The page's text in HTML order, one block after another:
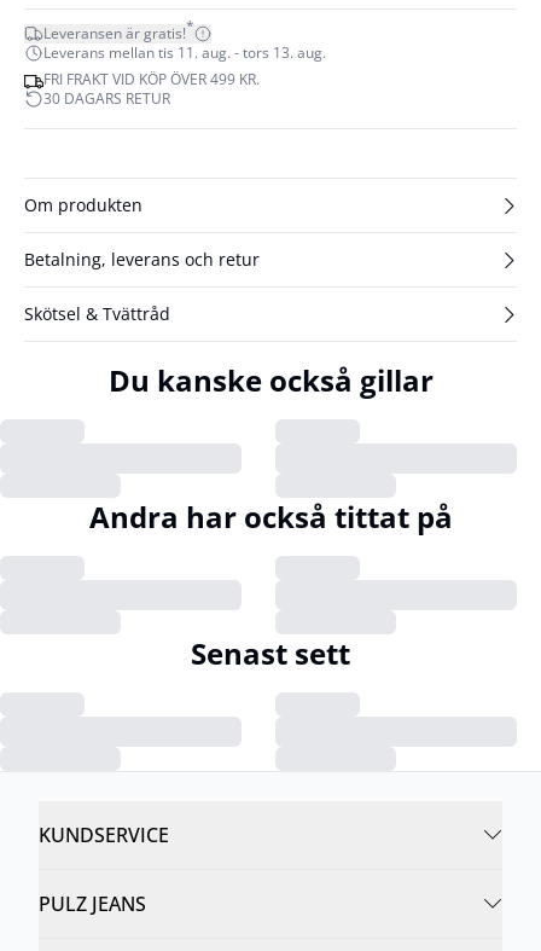
Leveransen är gratis!*
Leverans mellan tis 11. aug. - tors 13. aug.
FRI FRAKT VID KÖP ÖVER 499 KR.
30 DAGARS RETUR
Om produkten
Betalning, leverans och retur
Skötsel & Tvättråd
Du kanske också gillar
Andra har också tittat på
Senast sett
KUNDSERVICE
PULZ JEANS